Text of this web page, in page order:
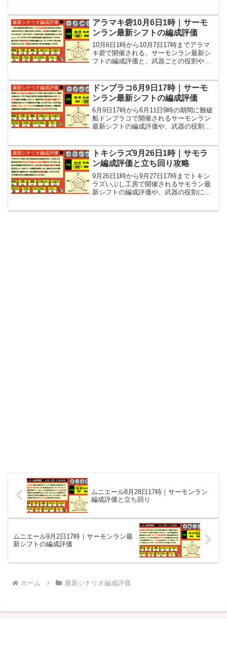
ます。
最新シナリオ編成評価
アラマキ砦10月6日1時｜サーモ
ンラン最新シフトの編成評価
10月6日1時から10月7日17時までアラマ
キ砦で開催される、サーモンラン最新シ
フトの編成評価と、武器ごとの役割や各
サーモンラン最新シフトの編成評価は
【微妙】10...
最新シナリオ編成評価
ドンブラコ6月9日17時｜サーモ
ンラン最新シフトの編成評価
6月9日17時から6月11日9時の期間に難破
船ドンブラコで開催されるサーモンラン
最新シフトの編成評価や、武器の役割に
最新シナリオ編成評価
トキシラズ9月26日1時｜サモラ
ン編成評価と立ち回り攻略
9月26日1時から9月27日17時までトキシ
ラズいぶし工房で開催されるサモラン最
新シフトの編成評価や、武器の役割に各
ムニエール8月28日17時｜サーモンラン
編成評価と立ち回り
ムニエール9月2日17時｜サーモンラン最
新シフトの編成評価
ホーム 最新シナリオ編成評価